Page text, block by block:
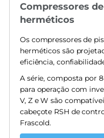
Compressores
herméticos
Os compressores de
herméticos são
eficiência,
A série, composta por
para operação com
V, Z e W são
cabeçote RSH de
Frascold.